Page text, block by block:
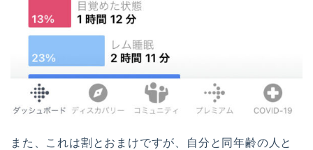
また、これは割とおまけですが、自分と同年齢の人と